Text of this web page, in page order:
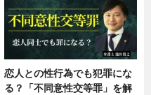
恋人との性行為でも犯罪にな
る？「不同意性交等罪」を解